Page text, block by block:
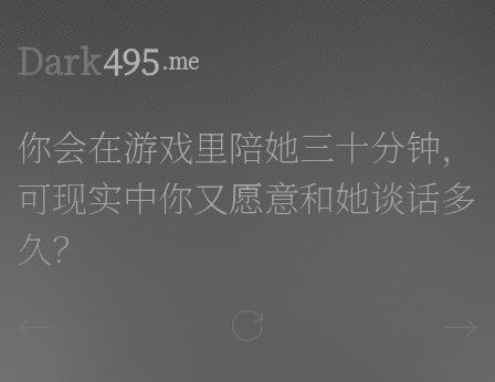
Dark495.me
你会在游戏里陪她三十分钟，
可现实中你又愿意和她谈话多
久？